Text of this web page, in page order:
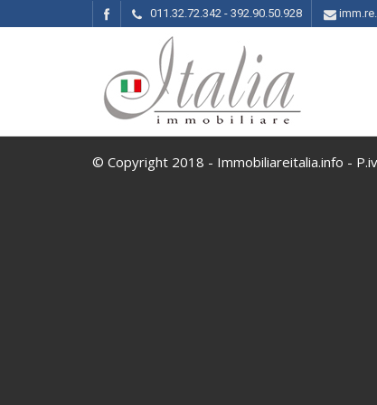
011.32.72.342 - 392.90.50.928
© Copyright 2018 - Immobiliareitalia.info -